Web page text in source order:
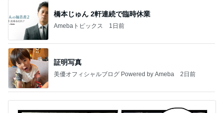
橋本じゅん 2軒連続で臨時休業
Amebaトピックス 1日前
証明写真
美優オフィシャルブログ Powered by Ameba 2日前